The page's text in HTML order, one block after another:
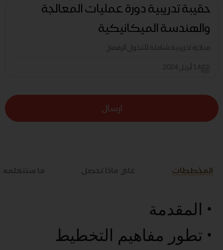
حقيبة تدريبية دورة عمليات المعالجة
والهندسة الميكانيكية
مبادرة تدريبية شاملة للتحول الرقمي
14 أبريل 2024
ارسال
المخططات علي ماذا تحصل ما ستتعلمه
• المقدمة
• تطور مفاهيم التخطيط